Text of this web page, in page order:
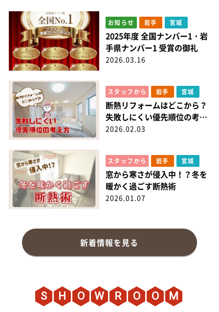
2025年度 全国ナンバー1・岩
手県ナンバー1 受賞の御礼
2026.03.16
お知らせ 岩手 宮城
断熱リフォームはどこから？
失敗しにくい優先順位の考え
方
2026.02.03
スタッフから 岩手 宮城
窓から寒さが侵入中！？冬を
暖かく過ごす断熱術
2026.01.07
スタッフから 岩手 宮城
新着情報を見る
S H O W R O O M